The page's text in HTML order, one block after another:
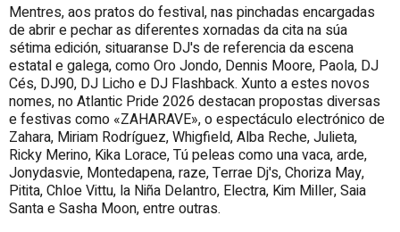
Mentres, aos pratos do festival, nas pinchadas encargadas
de abrir e pechar as diferentes xornadas da cita na súa
sétima edición, situaranse DJ's de referencia da escena
estatal e galega, como Oro Jondo, Dennis Moore, Paola, DJ
Cés, DJ90, DJ Licho e DJ Flashback. Xunto a estes novos
nomes, no Atlantic Pride 2026 destacan propostas diversas
e festivas como «ZAHARAVE», o espectáculo electrónico de
Zahara, Miriam Rodríguez, Whigfield, Alba Reche, Julieta,
Ricky Merino, Kika Lorace, Tú peleas como una vaca, arde,
Jonydasvie, Montedapena, raze, Terrae Dj's, Choriza May,
Pitita, Chloe Vittu, la Niña Delantro, Electra, Kim Miller, Saia
Santa e Sasha Moon, entre outras.